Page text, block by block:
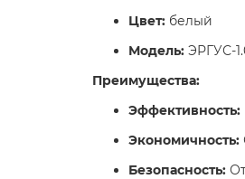
Цвет: белый​
Модель: ЭРГУС-
Преимущества:
Эффективность:
Экономичность:
Безопасность: